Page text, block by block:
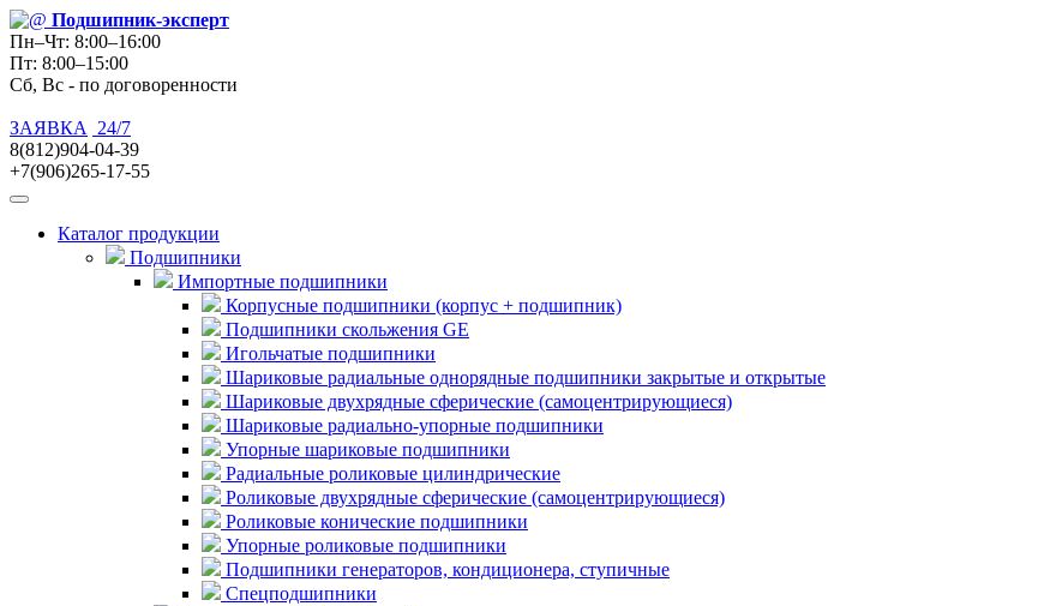
Подшипник-эксперт
Пн–Чт: 8:00–16:00
Пт: 8:00–15:00
Сб, Вс - по договоренности
ЗАЯВКА
24/7
8(812)904-04-39
+7(906)265-17-55
Каталог продукции
Подшипники
Импортные подшипники
Корпусные подшипники (корпус + подшипник)
Подшипники скольжения GE
Игольчатые подшипники
Шариковые радиальные однорядные подшипники закрытые и открытые
Шариковые двухрядные сферические (самоцентрирующиеся)
Шариковые радиально-упорные подшипники
Упорные шариковые подшипники
Радиальные роликовые цилиндрические
Роликовые двухрядные сферические (самоцентрирующиеся)
Роликовые конические подшипники
Упорные роликовые подшипники
Подшипники генераторов, кондиционера, ступичные
Спецподшипники